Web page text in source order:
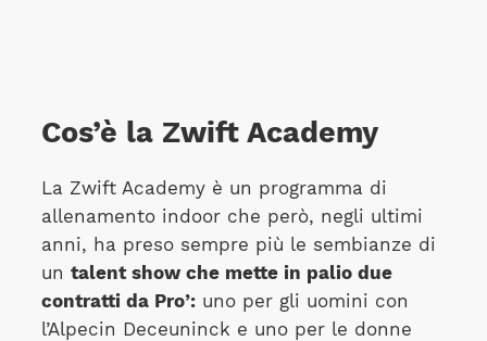
Cos’è la Zwift Academy
La Zwift Academy è un programma di
allenamento indoor che però, negli ultimi
anni, ha preso sempre più le sembianze di
un talent show che mette in palio due
contratti da Pro’:uno per gli uomini con
l’Alpecin Deceuninck e uno per le donne